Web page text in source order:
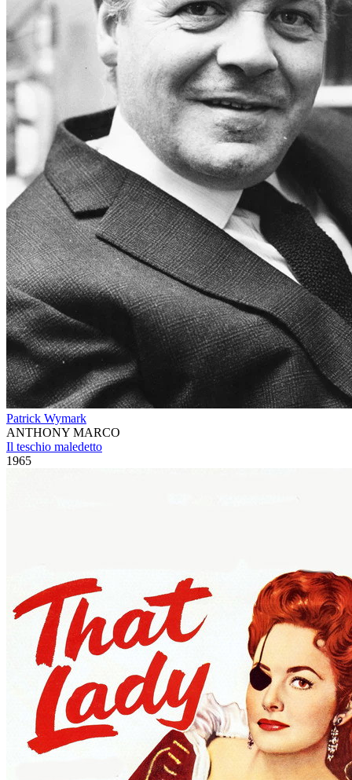
Patrick Wymark
ANTHONY MARCO
Il teschio maledetto
1965